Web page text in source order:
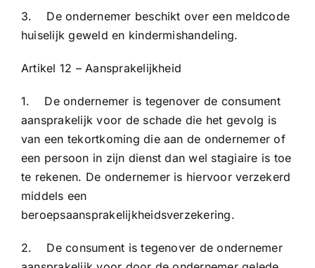
3. De ondernemer beschikt over een meldcode
huiselijk geweld en kindermishandeling.
Artikel 12 – Aansprakelijkheid
1. De ondernemer is tegenover de consument
aansprakelijk voor de schade die het gevolg is
van een tekortkoming die aan de ondernemer of
een persoon in zijn dienst dan wel stagiaire is toe
te rekenen. De ondernemer is hiervoor verzekerd
middels een
beroepsaansprakelijkheidsverzekering.
2. De consument is tegenover de ondernemer